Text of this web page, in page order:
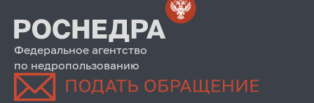
Федеральное агентство
по недропользованию